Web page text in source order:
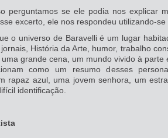
perguntamos se ele podia nos explicar
excerto, ele nos respondeu utilizando-
o universo de Baravelli é um lugar
História da Arte, humor, trabalho
grande cena, um mundo vivido à
como um resumo desses
rapaz azul, uma jovem senhora, um
identificação.